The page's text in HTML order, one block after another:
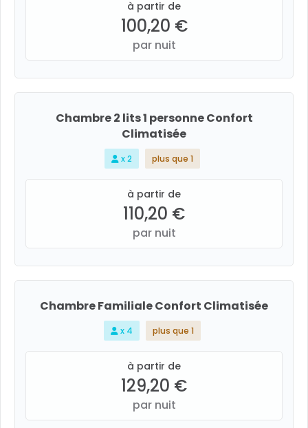
à partir de
100,20 €
par nuit
Chambre 2 lits 1 personne Confort
Climatisée
x 2 plus que 1
à partir de
110,20 €
par nuit
Chambre Familiale Confort Climatisée
x 4 plus que 1
à partir de
129,20 €
par nuit